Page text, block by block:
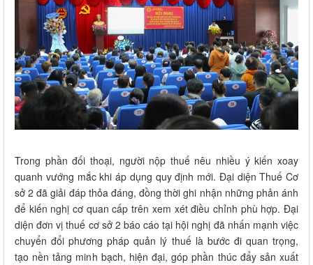
Trong phần đối thoại, người nộp thuế nêu nhiều ý kiến xoay
quanh vướng mắc khi áp dụng quy định mới. Đại diện Thuế Cơ
sở 2 đã giải đáp thỏa đáng, đồng thời ghi nhận những phản ánh
để kiến nghị cơ quan cấp trên xem xét điều chỉnh phù hợp. Đại
diện đơn vị thuế cơ sở 2 báo cáo tại hội nghị đã nhấn mạnh việc
chuyển đổi phương pháp quản lý thuế là bước đi quan trọng,
tạo nền tảng minh bạch, hiện đại, góp phần thúc đẩy sản xuất